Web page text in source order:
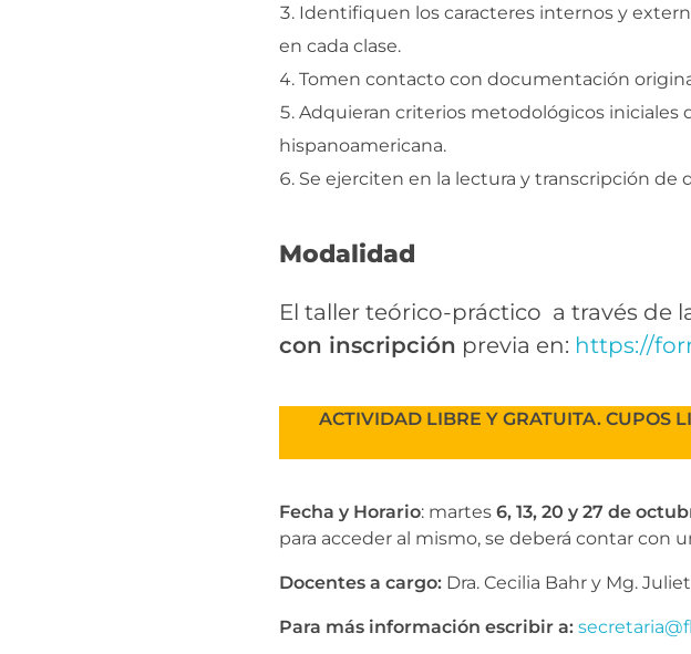
Identifiquen los caracteres internos y
en cada clase.
Tomen contacto con documentación
Adquieran criterios metodológicos iniciales
hispanoamericana.
Se ejerciten en la lectura y transcripción de
Modalidad
El taller teórico-práctico a través de
con inscripción previa en: https://
ACTIVIDAD LIBRE Y GRATUITA.
Fecha y Horario: martes 6, 13, 20 y 27 de
para acceder al mismo, se deberá contar con
Docentes a cargo: Dra. Cecilia Bahr y Mg.
Para más información escribir a: